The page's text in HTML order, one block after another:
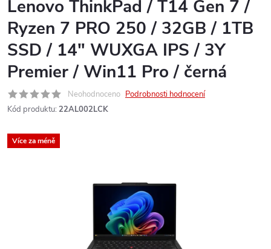
Lenovo ThinkPad / T14 Gen 7 /
Ryzen 7 PRO 250 / 32GB / 1TB
SSD / 14" WUXGA IPS / 3Y
Premier / Win11 Pro / černá
Neohodnoceno Podrobnosti hodnocení
Kód produktu: 22AL002LCK
Více za méně